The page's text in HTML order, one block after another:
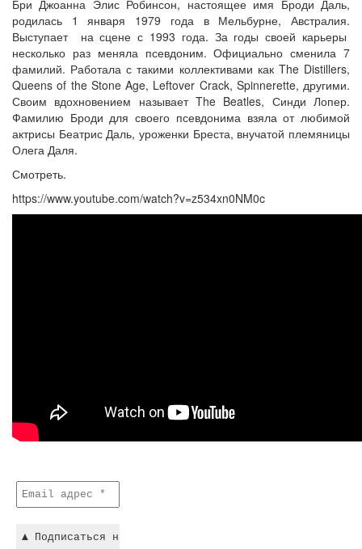
Бри Джоанна Элис Робинсон, настоящее имя Броди Даль,
родилась 1 января 1979 года в Мельбурне, Австралия.
Выступает на сцене с 1993 года. За годы своей карьеры
несколько раз меняла псевдоним. Официально сменила 7
фамилий. Работала с такими коллективами как The Distillers,
Queens of the Stone Age, Leftover Crack, Spinnerette, другими.
Своим вдохновением называет The Beatles, Синди Лопер.
Фамилию Броди для своего псевдонима взяла от любимой
актрисы Беатрис Даль, уроженки Бреста, внучатой племяницы
Олега Даля.
Смотреть.
https://www.youtube.com/watch?v=z534xn0NM0c